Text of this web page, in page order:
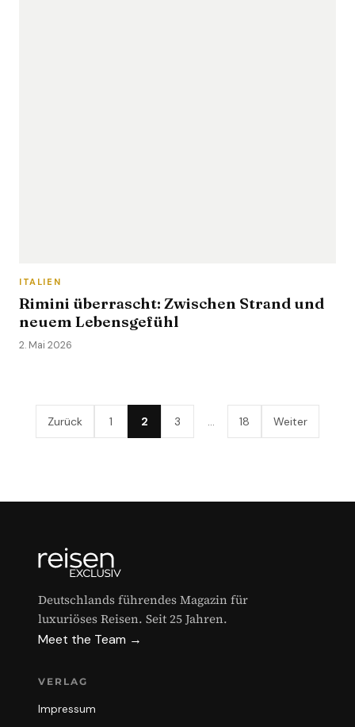
ITALIEN
Rimini überrascht: Zwischen Strand und
neuem Lebensgefühl
2. Mai 2026
Zurück 1 2 3 18 Weiter
Deutschlands führendes Magazin für
luxuriöses Reisen. Seit 25 Jahren.
Meet the Team →
VERLAG
Impressum